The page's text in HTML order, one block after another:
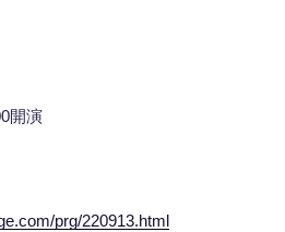
開演
prg/220913.html